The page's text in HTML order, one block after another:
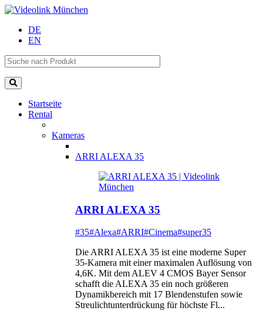
DE
EN
Startseite
Rental
Kameras
ARRI ALEXA 35
ARRI ALEXA 35
#35#Alexa#ARRI#Cinema#super35
Die ARRI ALEXA 35 ist eine moderne Super
35-Kamera mit einer maximalen Auflösung von
4,6K. Mit dem ALEV 4 CMOS Bayer Sensor
schafft die ALEXA 35 ein noch größeren
Dynamikbereich mit 17 Blendenstufen sowie
Streulichtunterdrückung für höchste Fl...